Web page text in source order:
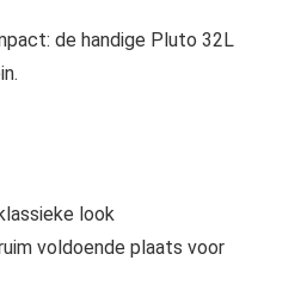
de handige Pluto 32L
look
voldoende plaats voor